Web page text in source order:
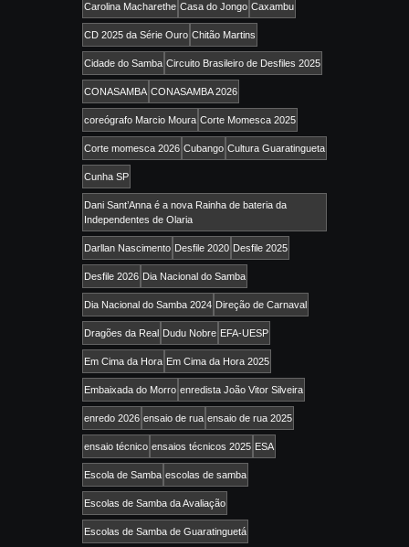
Carolina Macharethe Casa do Jongo Caxambu
CD 2025 da Série Ouro Chitão Martins
Cidade do Samba Circuito Brasileiro de Desfiles 2025
CONASAMBA CONASAMBA 2026
coreógrafo Marcio Moura Corte Momesca 2025
Corte momesca 2026 Cubango Cultura Guaratingueta
Cunha SP
Dani Sant’Anna é a nova Rainha de bateria da
Independentes de Olaria
Darllan Nascimento Desfile 2020 Desfile 2025
Desfile 2026 Dia Nacional do Samba
Dia Nacional do Samba 2024 Direção de Carnaval
Dragões da Real Dudu Nobre EFA-UESP
Em Cima da Hora Em Cima da Hora 2025
Embaixada do Morro enredista João Vitor Silveira
enredo 2026 ensaio de rua ensaio de rua 2025
ensaio técnico ensaios técnicos 2025 ESA
Escola de Samba escolas de samba
Escolas de Samba da Avaliação
Escolas de Samba de Guaratinguetá